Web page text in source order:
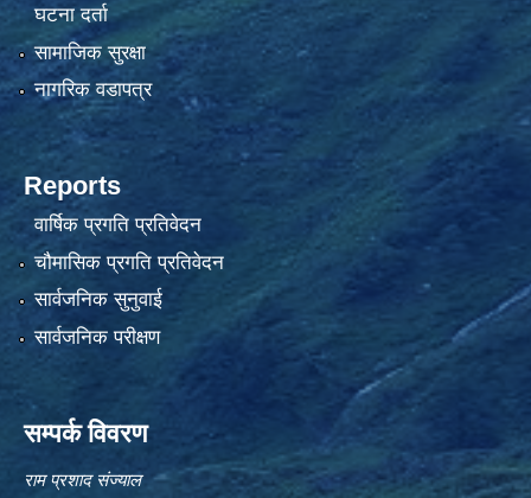
घटना दर्ता
सामाजिक सुरक्षा
नागरिक वडापत्र
Reports
वार्षिक प्रगति प्रतिवेदन
चौमासिक प्रगति प्रतिवेदन
सार्वजनिक सुनुवाई
सार्वजनिक परीक्षण
सम्पर्क विवरण
राम प्रशाद संज्याल